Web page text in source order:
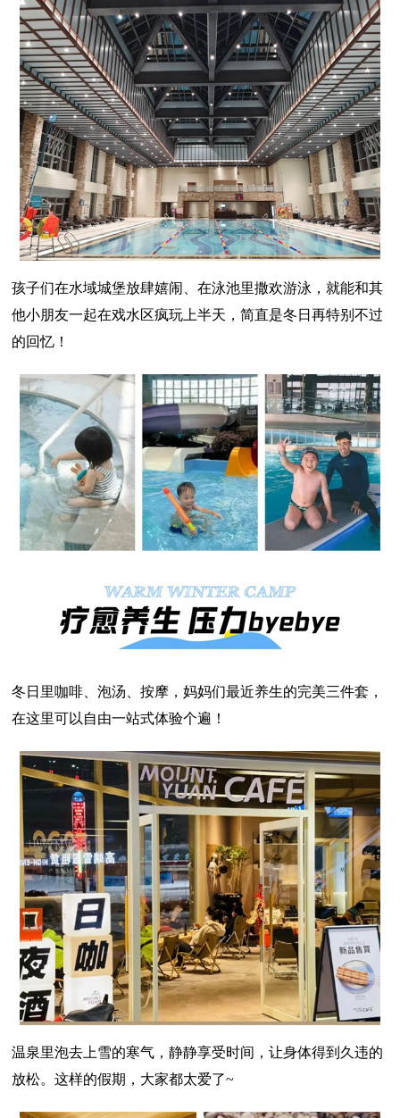
孩子们在水域城堡放肆嬉闹、在泳池里撒欢游泳，就能和其
他小朋友一起在戏水区疯玩上半天，简直是冬日再特别不过
的回忆！
冬日里咖啡、泡汤、按摩，妈妈们最近养生的完美三件套，
在这里可以自由一站式体验个遍！
温泉里泡去上雪的寒气，静静享受时间，让身体得到久违的
放松。这样的假期，大家都太爱了~